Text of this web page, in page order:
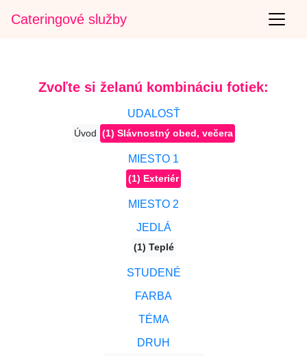
Cateringové služby
Zvoľte si želanú kombináciu fotiek:
UDALOSŤ
Úvod (1) Slávnostný obed, večera
MIESTO 1
(1) Exteriér
MIESTO 2
JEDLÁ
(1) Teplé
STUDENÉ
FARBA
TÉMA
DRUH